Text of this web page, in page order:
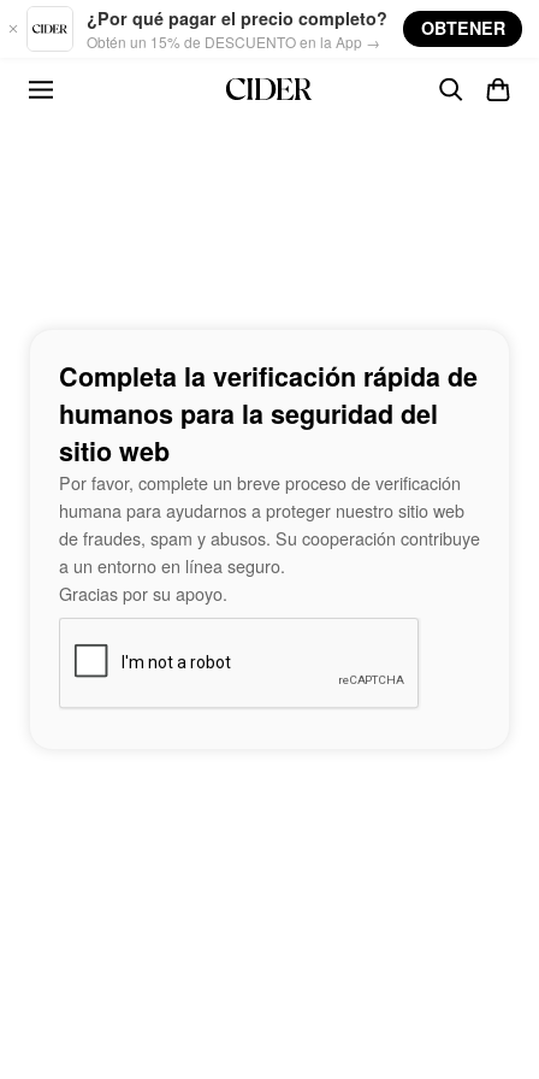
Skip to main content
¿Por qué pagar el precio completo?
Obtén un 15% de DESCUENTO en la App →
OBTENER
Completa la verificación rápida de
humanos para la seguridad del
sitio web
Por favor, complete un breve proceso de verificación
humana para ayudarnos a proteger nuestro sitio web
de fraudes, spam y abusos. Su cooperación contribuye
a un entorno en línea seguro.
Gracias por su apoyo.